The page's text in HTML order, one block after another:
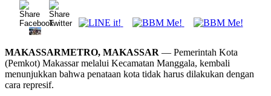
MAKASSARMETRO, MAKASSAR — Pemerintah Kota
(Pemkot) Makassar melalui Kecamatan Manggala, kembali
menunjukkan bahwa penataan kota tidak harus dilakukan dengan
cara represif.